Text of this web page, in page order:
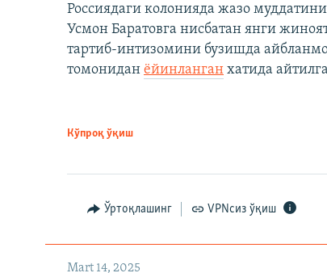
Россиядаги колонияда жазо
Усмон Баратовга нисбатан янги
тартиб-интизомини бузишда
томонидан ёйинланган хатида
Кўпроқ ўқиш
Ўртоқлашинг VPNсиз ўқиш
Mart 14, 2025